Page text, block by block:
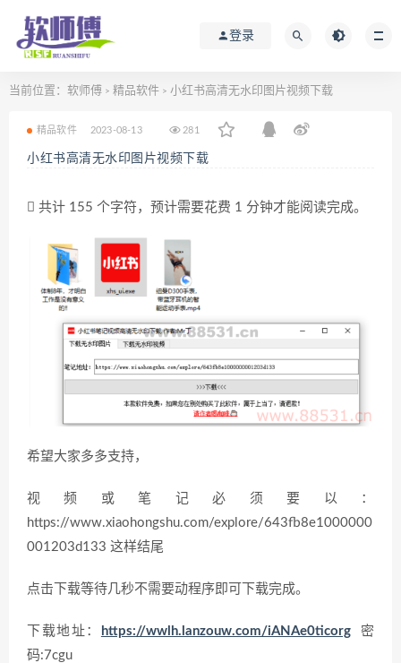
登录
当前位置： 软师傅 > 精品软件 > 小红书高清无水印图片视频下载
精品软件 2023-08-13 281
小红书高清无水印图片视频下载
共计 155 个字符，预计需要花费 1 分钟才能阅读完成。
希望大家多多支持，
视频或笔记必须要以：
https://www.xiaohongshu.com/explore/643fb8e1000000
001203d133 这样结尾
点击下载等待几秒不需要动程序即可下载完成。
下载地址： https://wwlh.lanzouw.com/iANAe0ticorg密
码:7cgu